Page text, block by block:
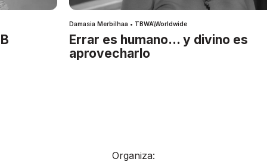
Damasia Merbilhaa • TBWA\Worldwide
Errar es humano… y divino es
aprovecharlo
Organiza: